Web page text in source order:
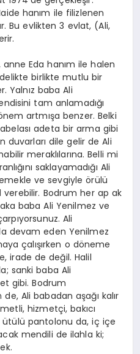
hanım ile filizlenen
Bu evlikten 3 evlat, (Ali,
anne Eda hanım ile halen
birlikte mutlu bir
Yalnız baba Ali
tam anlamadığı
artmışa benzer. Belki
adeta bir arma gibi
duvarları dile gelir de Ali
meraklılarına. Belli mi
saklayamadığı Ali
ve sevgiyle örülü
Bodrum her ap ak
baba Ali Yenilmez ve
Ali
devam eden Yenilmez
çalışırken o döneme
irade de değil. Halil
sanki baba Ali
gibi. Bodrum
Ali babadan aşağı kalır
hizmetçi, bakıcı
ütülü pantolonu da, iç içe
mendili de ilahla ki;